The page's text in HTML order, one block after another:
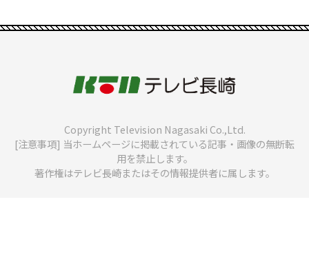
Copyright Television Nagasaki Co.,Ltd.
[注意事項] 当ホームページに掲載されている記事・画像の無断転
用を禁止します。
著作権はテレビ長崎またはその情報提供者に属します。